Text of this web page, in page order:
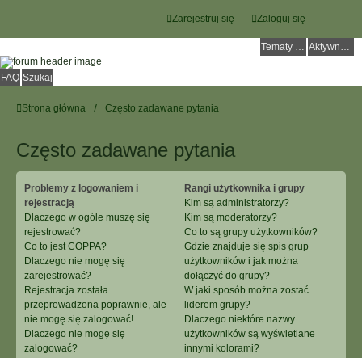
Zaloguj się
Zarejestruj się
Tematy bez odpowiedzi Aktywne tematy
FAQ Szukaj
Strona główna Często zadawane pytania
Często zadawane pytania
Problemy z logowaniem i
rejestracją
Dlaczego w ogóle muszę się
rejestrować?
Co to jest COPPA?
Dlaczego nie mogę się
zarejestrować?
Rejestracja została
przeprowadzona poprawnie, ale
nie mogę się zalogować!
Dlaczego nie mogę się
zalogować?
Rangi użytkownika i grupy
Kim są administratorzy?
Kim są moderatorzy?
Co to są grupy użytkowników?
Gdzie znajduje się spis grup
użytkowników i jak można
dołączyć do grupy?
W jaki sposób można zostać
liderem grupy?
Dlaczego niektóre nazwy
użytkowników są wyświetlane
innymi kolorami?